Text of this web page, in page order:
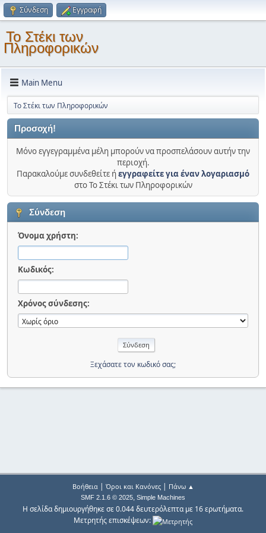
Σύνδεση Εγγραφή
Το Στέκι των
Πληροφορικών
Main Menu
Το Στέκι των Πληροφορικών
Προσοχή!
Μόνο εγγεγραμμένα μέλη μπορούν να προσπελάσουν αυτήν την
περιοχή.
Παρακαλούμε συνδεθείτε ήεγγραφείτε για έναν λογαριασμό
στο Το Στέκι των Πληροφορικών
Σύνδεση
Όνομα χρήστη:
Κωδικός:
Χρόνος σύνδεσης:
Ξεχάσατε τον κωδικό σας;
Βοήθεια| Όροι και Κανόνες| Πάνω ▲
SMF 2.1.6 © 2025, Simple Machines
Η σελίδα δημιουργήθηκε σε 0.044 δευτερόλεπτα με 16 ερωτήματα.
Μετρητής επισκέψεων: